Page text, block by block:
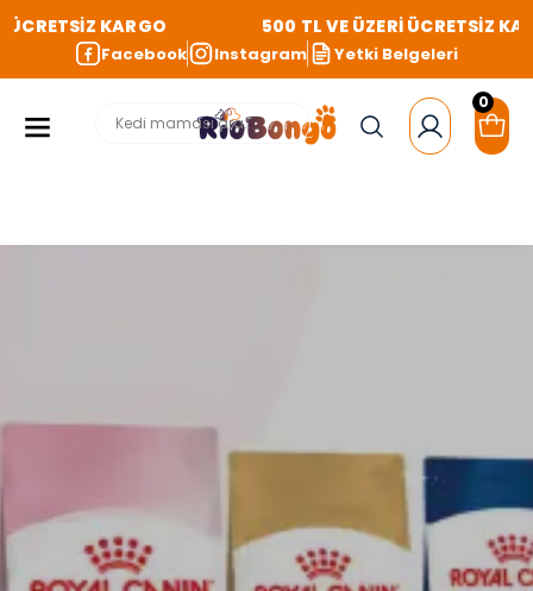
KARGO 500 TL VE ÜZERİ ÜCRETSİZ
Facebook Instagram Yetki Belgeleri
0